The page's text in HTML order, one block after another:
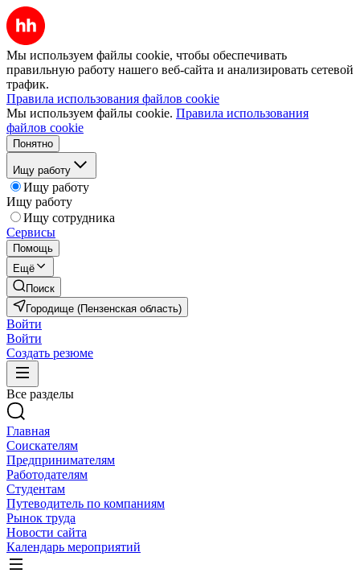
Мы используем файлы cookie, чтобы обеспечивать
правильную работу нашего веб-сайта и анализировать сетевой
трафик.
Правила использования файлов cookie
Мы используем файлы cookie. Правила использования
файлов cookie
Понятно
Ищу работу
Ищу работу
Ищу работу
Ищу сотрудника
Сервисы
Помощь
Ещё
Поиск
Городище (Пензенская область)
Войти
Войти
Создать резюме
Все разделы
Главная
Соискателям
Предпринимателям
Работодателям
Студентам
Путеводитель по компаниям
Рынок труда
Новости сайта
Календарь мероприятий